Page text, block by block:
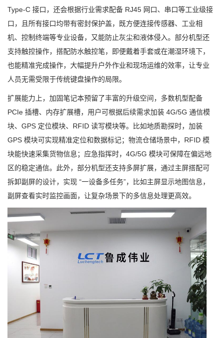
Type-C 接口，还会根据行业需求配备 RJ45 网口、串口等工业级接
口，且所有接口均带有密封保护盖，既方便连接传感器、工业相
机、控制终端等专业设备，又能防止灰尘和液体侵入。部分机型还
支持触控操作，搭配防水触控笔，即便戴着手套或在潮湿环境下，
也能精准完成操作，大幅提升户外作业和现场运维的效率，让专业
人员无需受限于传统键盘操作的局限。
扩展能力上，加固笔记本预留了丰富的升级空间，多数机型配备
PCIe 插槽、内存扩展槽，用户可根据后续需求加装 4G/5G 通信模
块、GPS 定位模块、RFID 读写模块等。比如地质勘探时，加装
GPS 模块可实现精准定位和数据标记；物流仓储场景中，RFID 模
块能快速采集货物信息；应急指挥时，4G/5G 模块可保障在偏远地
区的稳定通信。此外，部分机型还支持多屏扩展，通过主屏搭配可
拆卸副屏的设计，实现 “一设备多任务”，比如主屏显示地图信息，
副屏查看实时监控画面，让复杂场景下的多信息处理更高效。